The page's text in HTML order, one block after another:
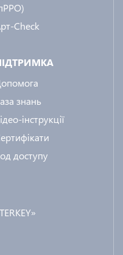
Check
знань
інструкції
доступу